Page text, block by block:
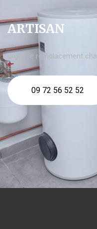
ARTISAN
urgence remplacement
09 72 56 52 52